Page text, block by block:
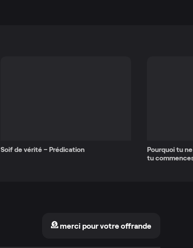
Soif de vérité – Prédication
Pourquoi tu
tu
merci pour votre offrande